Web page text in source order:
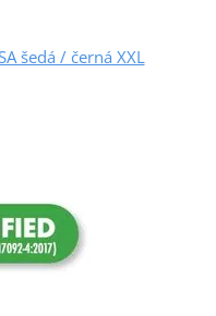
šedá / černá XXL